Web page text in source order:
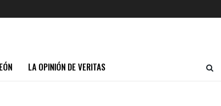
LA OPINIÓN DE VERITAS